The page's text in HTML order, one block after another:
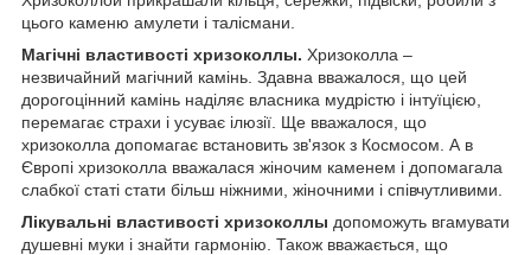
цього каменю амулети і талісмани.
Магічні властивості хризоколлы. Хризоколла –
незвичайний магічний камінь. Здавна вважалося, що цей
дорогоцінний камінь наділяє власника мудрістю і інтуїцією,
перемагає страхи і усуває ілюзії. Ще вважалося, що
хризоколла допомагає встановить зв'язок з Космосом. А в
Європі хризоколла вважалася жіночим каменем і допомагала
слабкої статі стати більш ніжними, жіночними і співчутливими.
Лікувальні властивості хризоколлы допоможуть вгамувати
душевні муки і знайти гармонію. Також вважається, що